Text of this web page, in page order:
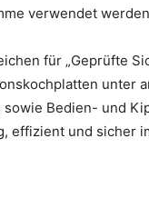
verwendet
für „Geprüfte
unter
Bedien- und
effizient und sicher